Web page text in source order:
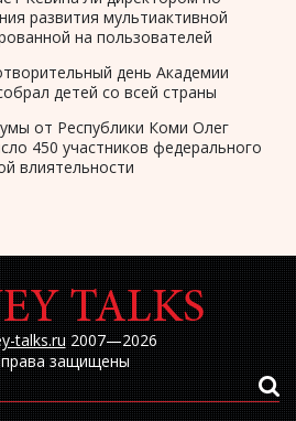
развития мультиактивной
на пользователей
день Академии
детей со всей страны
от Республики Коми Олег
450 участников федерального
влиятельности
talks.ru2007—2026
защищены